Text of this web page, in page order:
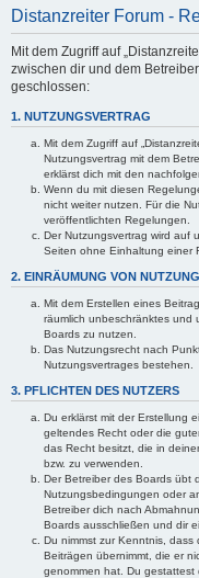
Distanzreiter Forum -
Mit dem Zugriff auf
zwischen dir und dem
geschlossen:
1. NUTZUNGSVERTRAG
Mit dem Zugriff auf
Nutzungsvertrag mit dem
erklärst dich mit den
Wenn du mit diesen
nicht weiter nutzen. Für die
veröffentlichten Regelungen.
Der Nutzungsvertrag wird auf
Seiten ohne Einhaltung einer
2. EINRÄUMUNG VON
Mit dem Erstellen eines
räumlich unbeschränktes und
Boards zu nutzen.
Das Nutzungsrecht nach
Nutzungsvertrages bestehen.
3. PFLICHTEN DES NUTZERS
Du erklärst mit der Erstellung
geltendes Recht oder die
das Recht besitzt, die in
bzw. zu verwenden.
Der Betreiber des Boards übt
Nutzungsbedingungen oder
Betreiber dich nach
Boards ausschließen und dir
Du nimmst zur Kenntnis,
Beiträgen übernimmt, die er
genommen hat. Du gestattest